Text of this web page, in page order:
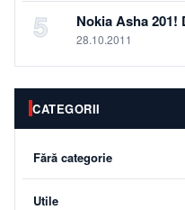
5 Nokia Asha
28.10.2011
CATEGORII
Fără categorie
Utile